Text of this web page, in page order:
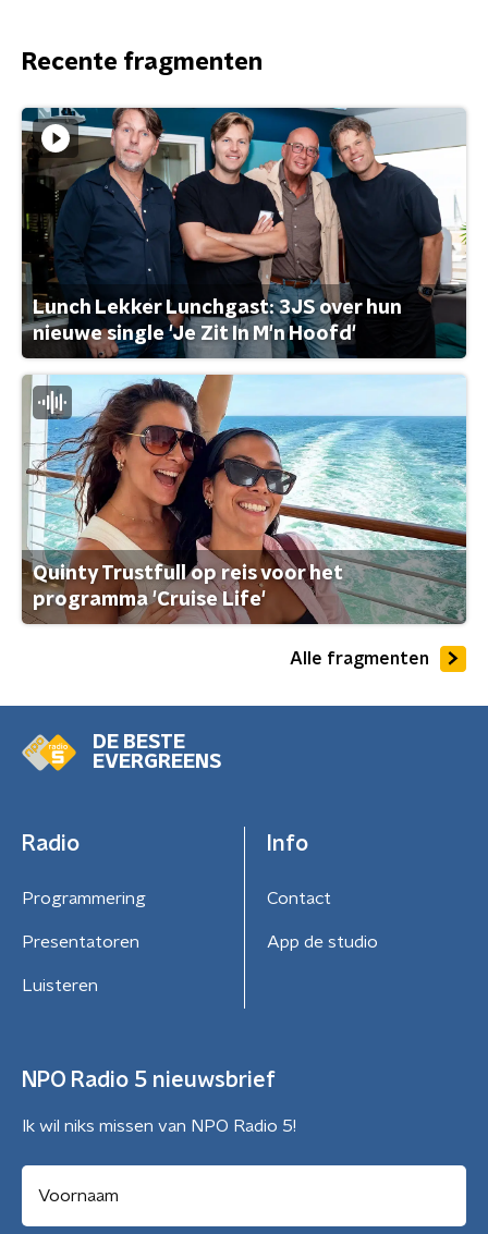
Recente fragmenten
Lunch Lekker Lunchgast: 3JS over hun
nieuwe single 'Je Zit In M'n Hoofd'
Quinty Trustfull op reis voor het
programma 'Cruise Life'
Alle fragmenten
DE BESTE
EVERGREENS
Radio
Programmering
Presentatoren
Luisteren
Info
Contact
App de studio
NPO Radio 5 nieuwsbrief
Ik wil niks missen van NPO Radio 5!